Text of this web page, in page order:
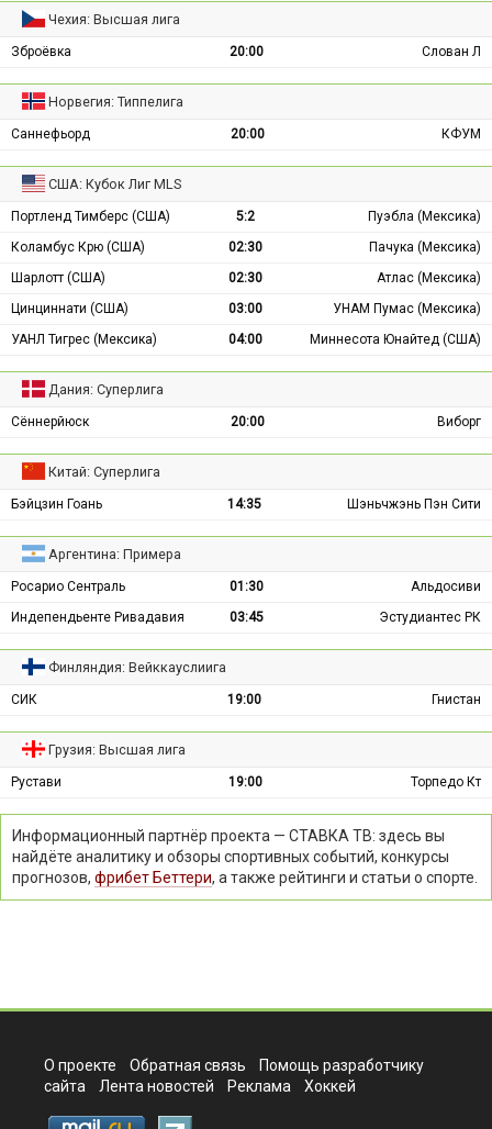
Чехия: Высшая лига
Зброёвка 20:00 Слован Л
Норвегия: Типпелига
Саннефьорд 20:00 КФУМ
США: Кубок Лиг MLS
Портленд Тимберс (США) 5:2
Пуэбла (Мексика)
Коламбус Крю (США)
02:30
Пачука (Мексика)
Шарлотт (США)
02:30
Атлас (Мексика)
Цинциннати (США)
03:00
УНАМ Пумас (Мексика)
УАНЛ Тигрес (Мексика)
04:00 Миннесота Юнайтед (США)
Дания: Суперлига
Сённерйюск 20:00 Виборг
Китай: Суперлига
Бэйцзин Гоань 14:35 Шэньчжэнь Пэн Сити
Аргентина: Примера
Росарио Сентраль 01:30
Альдосиви
Индепендьенте Ривадавия
03:45 Эстудиантес РК
Финляндия: Вейккауслиига
СИК 19:00 Гнистан
Грузия: Высшая лига
Рустави 19:00 Торпедо Кт
Информационный партнёр проекта — СТАВКА ТВ: здесь вы
найдёте аналитику и обзоры спортивных событий, конкурсы
прогнозов, фрибет Беттери, а также рейтинги и статьи о спорте.
О проекте Обратная связь
Помощь разработчику
сайта
Лента новостей Реклама Хоккей